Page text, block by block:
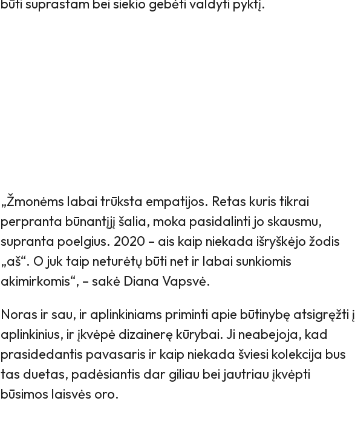
būti suprastam bei siekio gebėti valdyti pyktį.
„Žmonėms labai trūksta empatijos. Retas kuris tikrai
perpranta būnantįjį šalia, moka pasidalinti jo skausmu,
supranta poelgius. 2020 – ais kaip niekada išryškėjo žodis
„aš“. O juk taip neturėtų būti net ir labai sunkiomis
akimirkomis“, – sakė Diana Vapsvė.
Noras ir sau, ir aplinkiniams priminti apie būtinybę atsigręžti į
aplinkinius, ir įkvėpė dizainerę kūrybai. Ji neabejoja, kad
prasidedantis pavasaris ir kaip niekada šviesi kolekcija bus
tas duetas, padėsiantis dar giliau bei jautriau įkvėpti
būsimos laisvės oro.